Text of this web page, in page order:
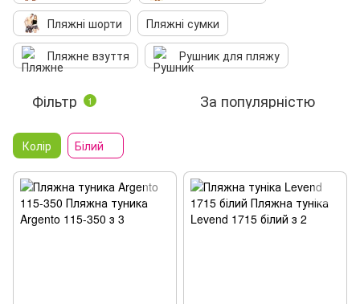
Пляжні шорти
Пляжні сумки
Пляжне взуття
Рушник для пляжу
Фільтр 1 За популярністю
Колір Білий